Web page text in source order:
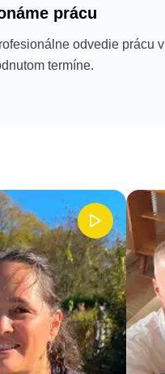
prácu
odvedie prácu v
termíne.